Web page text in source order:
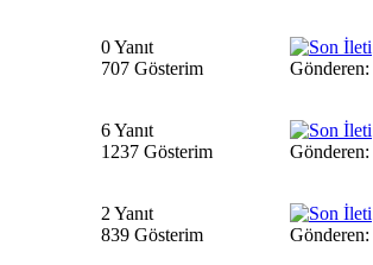
0 Yanıt
707 Gösterim
Gönderen:
6 Yanıt
1237 Gösterim
Gönderen:
2 Yanıt
839 Gösterim
Gönderen: